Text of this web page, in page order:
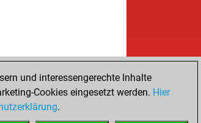
und interessengerechte Inhalte
Cookies eingesetzt werden. Hier
.